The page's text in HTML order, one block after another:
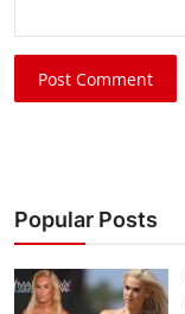
Post Comment
Popular Posts